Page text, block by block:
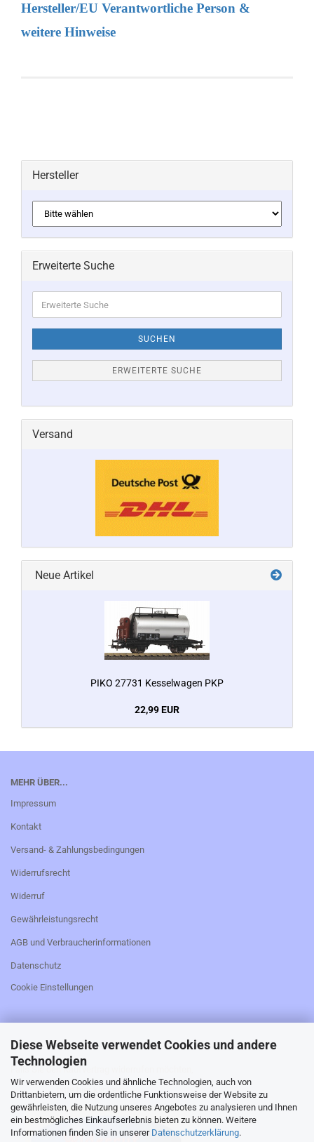
Diese Webseite verwendet Cookies und andere
Technologien
Wir verwenden Cookies und ähnliche Technologien, auch von
Drittanbietern, um die ordentliche Funktionsweise der Website zu
gewährleisten, die Nutzung unseres Angebotes zu analysieren und Ihnen
ein bestmögliches Einkaufserlebnis bieten zu können. Weitere
Informationen finden Sie in unserer Datenschutzerklärung.
Hersteller/EU Verantwortliche Person &
weitere Hinweise
Hersteller
Erweiterte Suche
Suche
SUCHEN
ERWEITERTE SUCHE
Versand
Neue Artikel
PIKO 27731 Kesselwagen PKP
22,99 EUR
MEHR ÜBER...
Impressum
Kontakt
Versand- & Zahlungsbedingungen
Widerrufsrecht
Widerruf
Gewährleistungsrecht
AGB und Verbraucherinformationen
Datenschutz
Cookie Einstellungen
_________________________________________________
Falls Sie den Kaufvertrag widerrufen möchten,
bitte hier klicken: